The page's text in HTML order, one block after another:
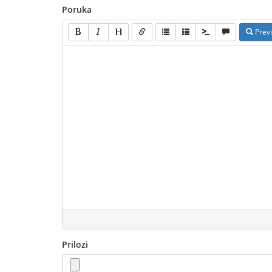
Poruka
Prilozi